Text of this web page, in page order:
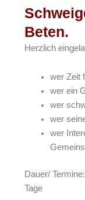
Beten.
Herzlich
wer Zeit
wer ein
wer
wer
wer
Dauer/
Tage